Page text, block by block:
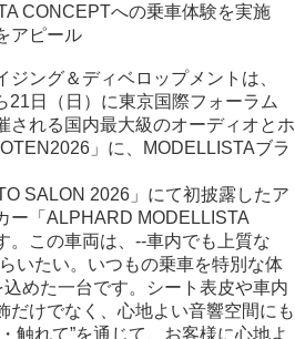
CONCEPTへの乗車体験を実施
アピール
ング＆ディベロップメントは、
21日（日）に東京国際フォーラム
される国内最大級のオーディオとホ
」に、MODELLISTAブラ
SALON 2026」にて初披露したア
ー「ALPHARD MODELLISTA
。この車両は、--車内でも上質な
いたい。いつもの乗車を特別な体
めた一台です。シート表皮や車内
だけでなく、心地よい音響空間にも
触れて”を通じて、お客様に心地よ